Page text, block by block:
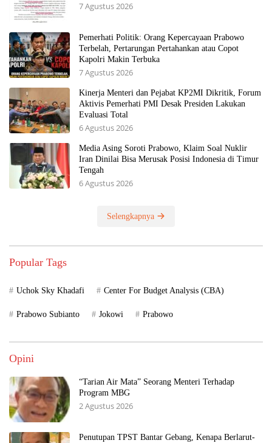
7 Agustus 2026
Pemerhati Politik: Orang Kepercayaan Prabowo
Terbelah, Pertarungan Pertahankan atau Copot
Kapolri Makin Terbuka
7 Agustus 2026
Kinerja Menteri dan Pejabat KP2MI Dikritik, Forum
Aktivis Pemerhati PMI Desak Presiden Lakukan
Evaluasi Total
6 Agustus 2026
Media Asing Soroti Prabowo, Klaim Soal Nuklir
Iran Dinilai Bisa Merusak Posisi Indonesia di Timur
Tengah
6 Agustus 2026
Selengkapnya
Popular Tags
Uchok Sky Khadafi Center For Budget Analysis (CBA)
Prabowo Subianto Jokowi Prabowo
Opini
“Tarian Air Mata” Seorang Menteri Terhadap
Program MBG
2 Agustus 2026
Penutupan TPST Bantar Gebang, Kenapa Berlarut-